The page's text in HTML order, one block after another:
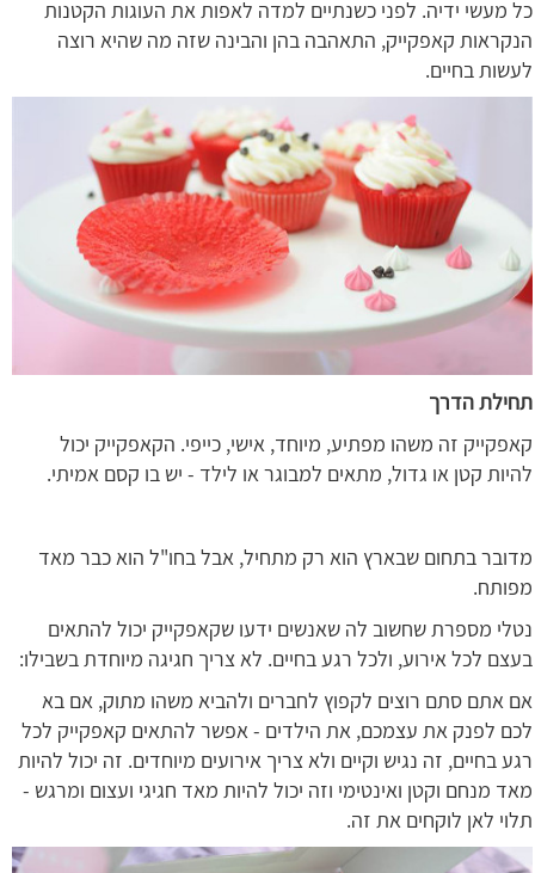
כל מעשי ידיה. לפני כשנתיים למדה לאפות את העוגות הקטנות
הנקראות קאפקייק, התאהבה בהן והבינה שזה מה שהיא רוצה
לעשות בחיים.
תחילת הדרך
קאפקייק זה משהו מפתיע, מיוחד, אישי, כייפי. הקאפקייק יכול
להיות קטן או גדול, מתאים למבוגר או לילד - יש בו קסם אמיתי.
מדובר בתחום שבארץ הוא רק מתחיל, אבל בחו"ל הוא כבר מאד
מפותח.
נטלי מספרת שחשוב לה שאנשים ידעו שקאפקייק יכול להתאים
בעצם לכל אירוע, ולכל רגע בחיים. לא צריך חגיגה מיוחדת בשבילו:
אם אתם סתם רוצים לקפוץ לחברים ולהביא משהו מתוק, אם בא
לכם לפנק את עצמכם, את הילדים - אפשר להתאים קאפקייק לכל
רגע בחיים, זה נגיש וקיים ולא צריך אירועים מיוחדים. זה יכול להיות
מאד מנחם וקטן ואינטימי וזה יכול להיות מאד חגיגי ועצום ומרגש -
תלוי לאן לוקחים את זה.